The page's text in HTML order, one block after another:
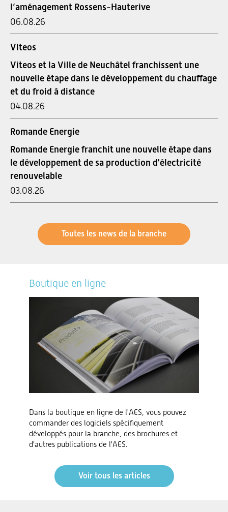
l’aménagement Rossens-Hauterive
06.08.26
Viteos
Viteos et la Ville de Neuchâtel franchissent une
nouvelle étape dans le développement du chauffage
et du froid à distance
04.08.26
Romande Energie
Romande Energie franchit une nouvelle étape dans
le développement de sa production d'électricité
renouvelable
03.08.26
Toutes les news de la branche
Boutique en ligne
Dans la boutique en ligne de l'AES, vous pouvez
commander des logiciels spécifiquement
développés pour la branche, des brochures et
d'autres publications de l'AES.
Voir tous les articles